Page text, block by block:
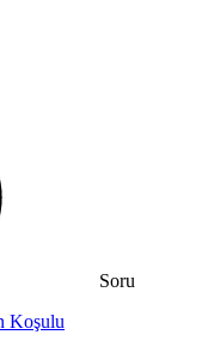
Soru
Koşulu